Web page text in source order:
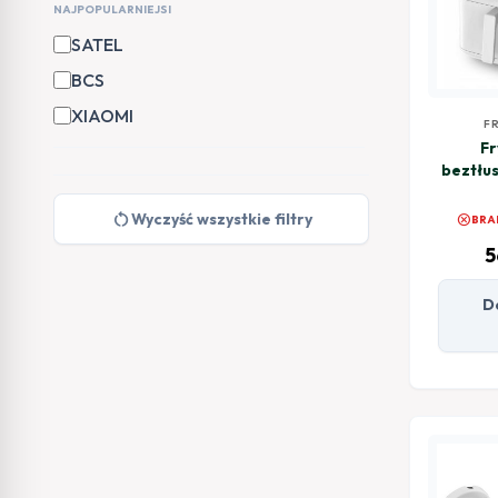
NAJPOPULARNIEJSI
SATEL
BCS
XIAOMI
restart_altWyczyść wszystkie filtry cancel